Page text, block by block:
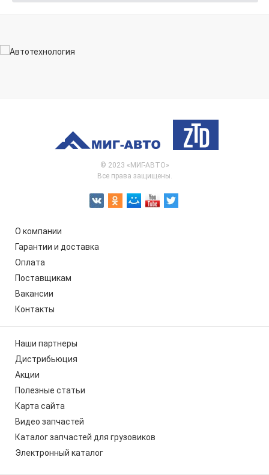
© 2023 «МИГ-АВТО»
Все права защищены.
О компании
Гарантии и доставка
Оплата
Поставщикам
Вакансии
Контакты
Наши партнеры
Дистрибьюция
Акции
Полезные статьи
Карта сайта
Видео запчастей
Каталог запчастей для грузовиков
Электронный каталог